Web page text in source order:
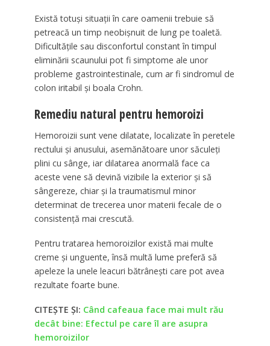
Există totuși situații în care oamenii trebuie să
petreacă un timp neobișnuit de lung pe toaletă.
Dificultățile sau disconfortul constant în timpul
eliminării scaunului pot fi simptome ale unor
probleme gastrointestinale, cum ar fi sindromul de
colon iritabil și boala Crohn.
Remediu natural pentru hemoroizi
Hemoroizii sunt vene dilatate, localizate în peretele
rectului și anusului, asemănătoare unor săculeți
plini cu sânge, iar dilatarea anormală face ca
aceste vene să devină vizibile la exterior și să
sângereze, chiar și la traumatismul minor
determinat de trecerea unor materii fecale de o
consistență mai crescută.
Pentru tratarea hemoroizilor există mai multe
creme și unguente, însă multă lume preferă să
apeleze la unele leacuri bătrânești care pot avea
rezultate foarte bune.
CITEȘTE ȘI: Când cafeaua face mai mult rău
decât bine: Efectul pe care îl are asupra
hemoroizilor